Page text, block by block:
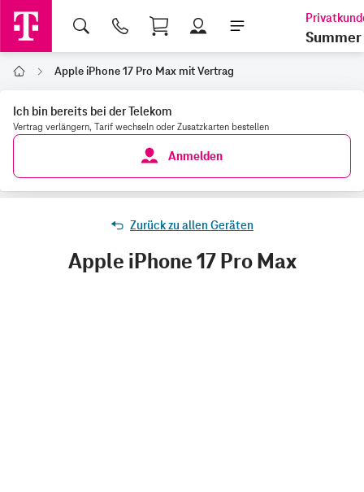
Shopping Cart
Summer
Home Apple iPhone 17 Pro Max mit Vertrag
Ich bin bereits bei der Telekom
Vertrag verlängern, Tarif wechseln oder Zusatzkarten bestellen
Anmelden
Zurück zu allen Geräten
Apple iPhone 17 Pro Max